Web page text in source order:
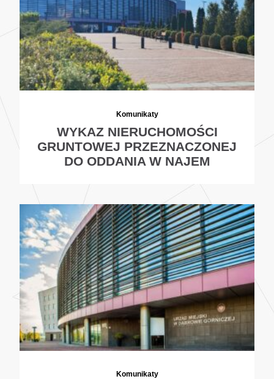
Komunikaty
WYKAZ NIERUCHOMOŚCI
GRUNTOWEJ PRZEZNACZONEJ
DO ODDANIA W NAJEM
Komunikaty